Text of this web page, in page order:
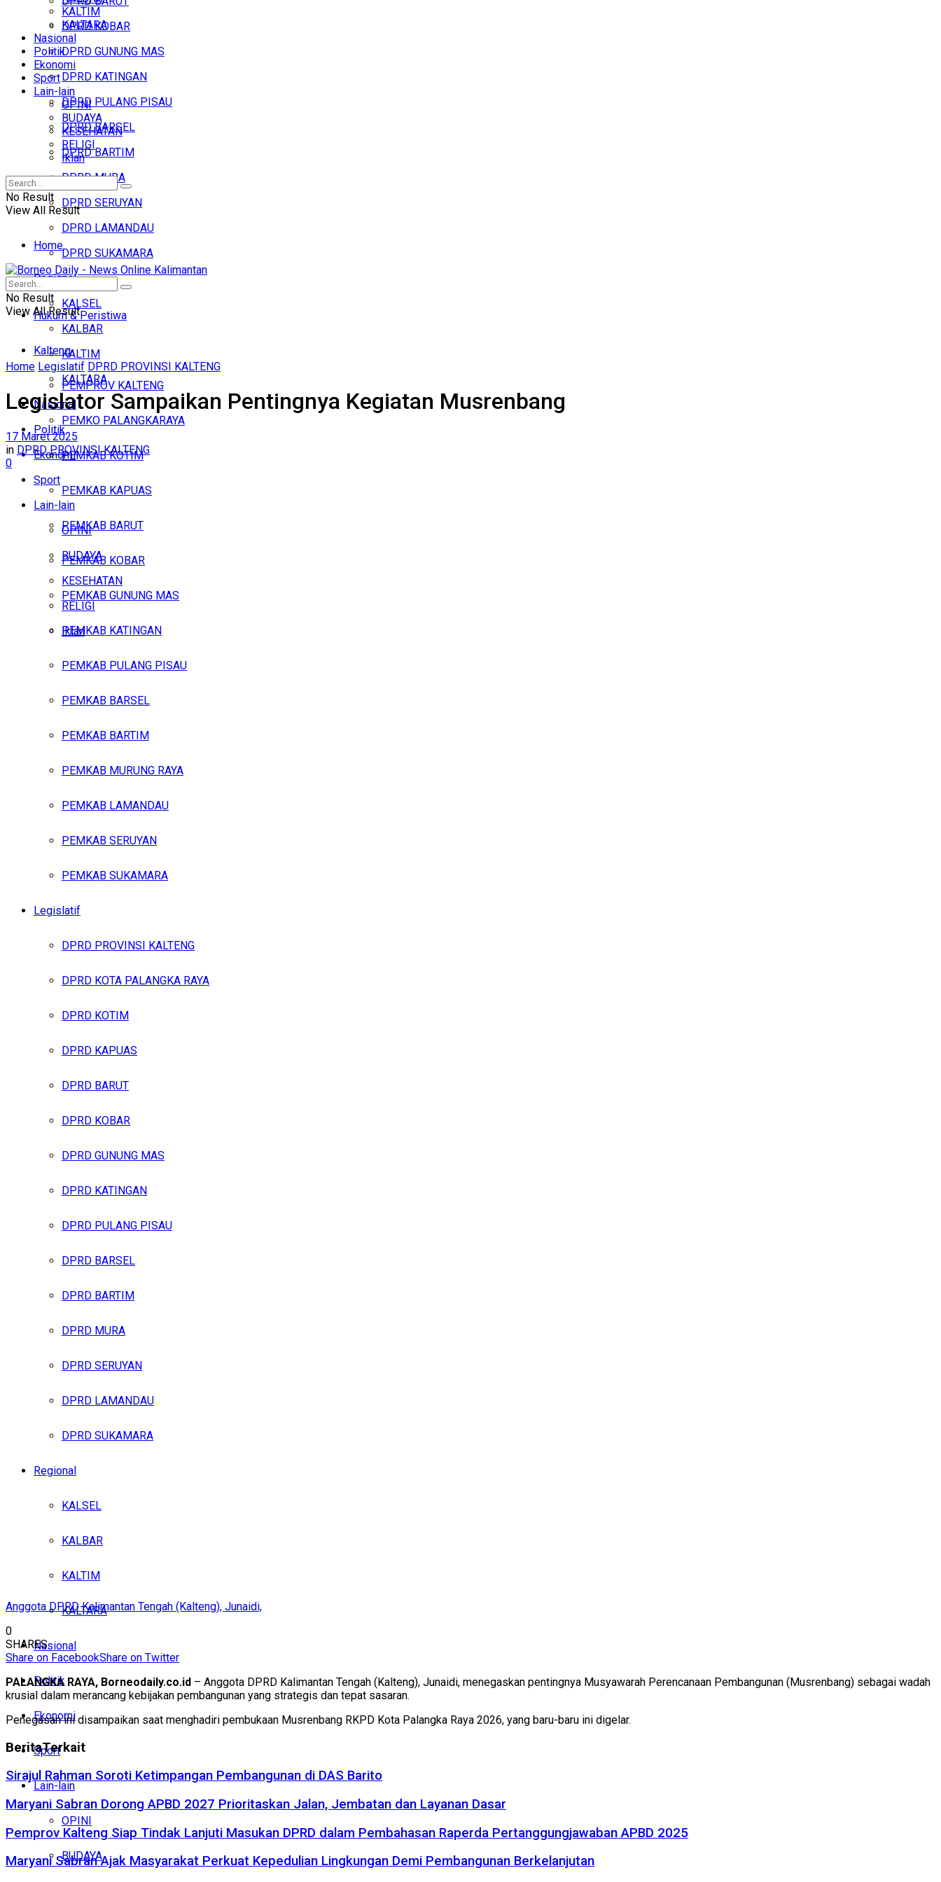
DPRD KOBAR
DPRD GUNUNG MAS
DPRD KATINGAN
DPRD PULANG PISAU
DPRD BARSEL
DPRD BARTIM
DPRD MURA
DPRD SERUYAN
DPRD LAMANDAU
DPRD SUKAMARA
Regional
KALSEL
KALBAR
KALTIM
KALTARA
Nasional
Politik
Ekonomi
Sport
Lain-lain
OPINI
BUDAYA
KESEHATAN
RELIGI
Iklan
Kamis, Agustus 6, 2026
KALTIM
KALTARA
Nasional
Politik
Ekonomi
Sport
Lain-lain
OPINI
BUDAYA
KESEHATAN
RELIGI
Iklan
No Result
View All Result
Home
Headline
Hukum & Peristiwa
Kalteng
PEMPROV KALTENG
PEMKO PALANGKARAYA
PEMKAB KOTIM
PEMKAB KAPUAS
PEMKAB BARUT
PEMKAB KOBAR
PEMKAB GUNUNG MAS
PEMKAB KATINGAN
PEMKAB PULANG PISAU
PEMKAB BARSEL
PEMKAB BARTIM
PEMKAB MURUNG RAYA
PEMKAB LAMANDAU
PEMKAB SERUYAN
PEMKAB SUKAMARA
Legislatif
DPRD PROVINSI KALTENG
DPRD KOTA PALANGKA RAYA
DPRD KOTIM
DPRD KAPUAS
DPRD BARUT
DPRD KOBAR
DPRD GUNUNG MAS
DPRD KATINGAN
DPRD PULANG PISAU
DPRD BARSEL
DPRD BARTIM
DPRD MURA
DPRD SERUYAN
DPRD LAMANDAU
DPRD SUKAMARA
Regional
KALSEL
KALBAR
KALTIM
KALTARA
Nasional
Politik
Ekonomi
Sport
Lain-lain
OPINI
BUDAYA
No Result
View All Result
Home Legislatif DPRD PROVINSI KALTENG
Legislator Sampaikan Pentingnya Kegiatan Musrenbang
17 Maret 2025
in DPRD PROVINSI KALTENG
0
Anggota DPRD Kalimantan Tengah (Kalteng), Junaidi,
0
SHARES
Share on FacebookShare on Twitter
PALANGKA RAYA, Borneodaily.co.id – Anggota DPRD Kalimantan Tengah (Kalteng), Junaidi, menegaskan pentingnya Musyawarah Perencanaan Pembangunan (Musrenbang) sebagai wadah
krusial dalam merancang kebijakan pembangunan yang strategis dan tepat sasaran.
Penegasan ini disampaikan saat menghadiri pembukaan Musrenbang RKPD Kota Palangka Raya 2026, yang baru-baru ini digelar.
BeritaTerkait
Sirajul Rahman Soroti Ketimpangan Pembangunan di DAS Barito
Maryani Sabran Dorong APBD 2027 Prioritaskan Jalan, Jembatan dan Layanan Dasar
Pemprov Kalteng Siap Tindak Lanjuti Masukan DPRD dalam Pembahasan Raperda Pertanggungjawaban APBD 2025
Maryani Sabran Ajak Masyarakat Perkuat Kepedulian Lingkungan Demi Pembangunan Berkelanjutan